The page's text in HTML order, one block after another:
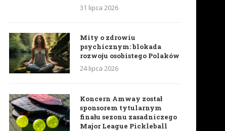
31 lipca 2026
Mity o zdrowiu
psychicznym: blokada
rozwoju osobistego Polaków
24 lipca 2026
Koncern Amway został
sponsorem tytularnym
finału sezonu zasadniczego
Major League Pickleball